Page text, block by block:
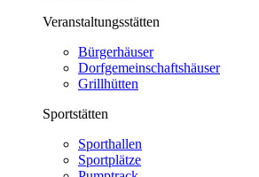
Veranstaltungsstätten
Bürgerhäuser
Dorfgemeinschaftshäuser
Grillhütten
Sportstätten
Sporthallen
Sportplätze